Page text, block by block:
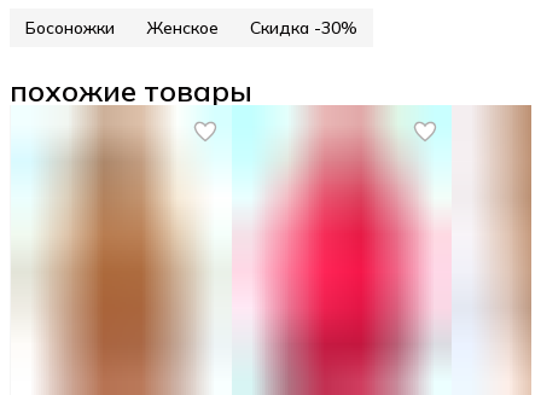
Босоножки Женское Скидка -30%
похожие товары